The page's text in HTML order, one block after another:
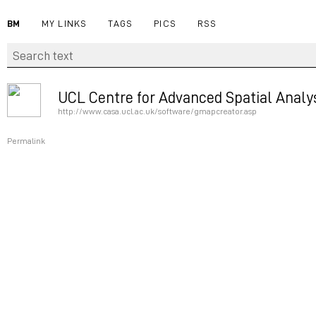
BM MY LINKS TAGS PICS RSS
UCL Centre for Advanced Spatial
http://www.casa.ucl.ac.uk/software/gmapcreator.asp
Permalink